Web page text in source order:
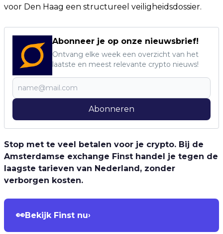
voor Den Haag een structureel veiligheidsdossier.
Abonneer je op onze nieuwsbrief!
Ontvang elke week een overzicht van het
laatste en meest relevante crypto nieuws!
Abonneren
Stop met te veel betalen voor je crypto. Bij de
Amsterdamse exchange Finst handel je tegen de
laagste tarieven van Nederland, zonder
verborgen kosten.
👀Bekijk Finst nu›